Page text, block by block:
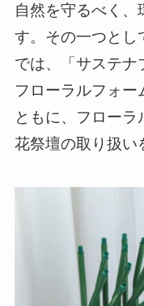
自然を守るべく、
す。その一つとし
では、「サステナ
フローラルフォー
ともに、フロー
花祭壇の取り扱い